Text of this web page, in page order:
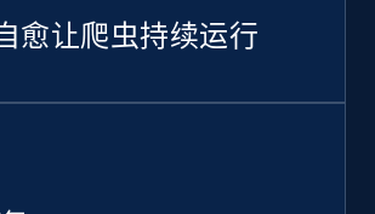
愈让爬虫持续运行